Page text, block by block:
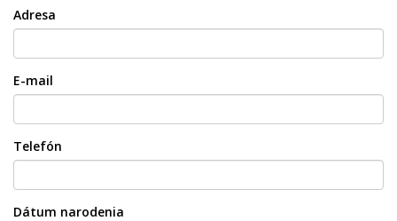
Adresa
E-mail
Telefón
Dátum narodenia